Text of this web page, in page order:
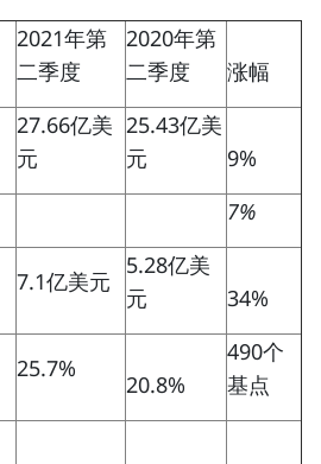
2021年第
二季度
2020年第
二季度
涨幅
27.66亿美
元
25.43亿美
元
9%
7%
7.1亿美元
5.28亿美
元
34%
25.7%
20.8%
490个
基点